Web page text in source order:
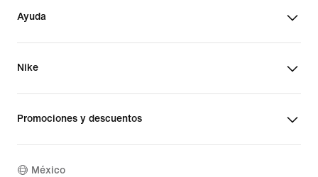
Ayuda
Nike
Promociones y descuentos
México